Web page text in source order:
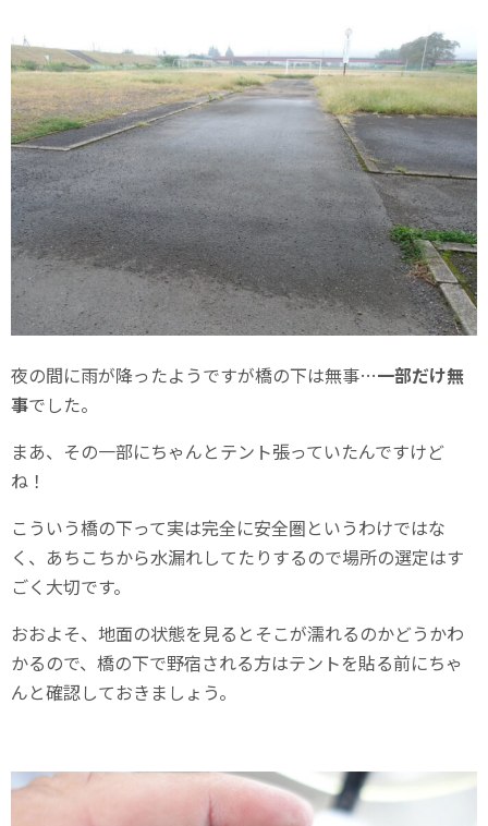
夜の間に雨が降ったようですが橋の下は無事…一部だけ無
事でした。
まあ、その一部にちゃんとテント張っていたんですけど
ね！
こういう橋の下って実は完全に安全圏というわけではな
く、あちこちから水漏れしてたりするので場所の選定はす
ごく大切です。
おおよそ、地面の状態を見るとそこが濡れるのかどうかわ
かるので、橋の下で野宿される方はテントを貼る前にちゃ
んと確認しておきましょう。